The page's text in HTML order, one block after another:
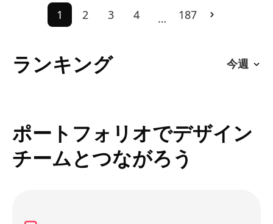
1 2 3 4 … 187
ランキング
ポートフォリオでデザイン
チームとつながろう